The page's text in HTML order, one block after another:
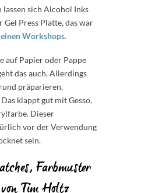
lassen sich Alcohol Inks
Press Platte, das war
Workshops.
auf Papier oder Pappe
das auch. Allerdings
präparieren,
klappt gut mit Gesso,
Dieser
vor der Verwendung
sein.
Farbmuster
Tim Holtz